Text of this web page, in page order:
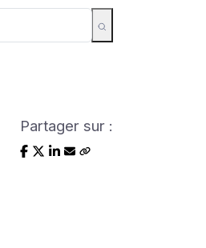
Partager sur :